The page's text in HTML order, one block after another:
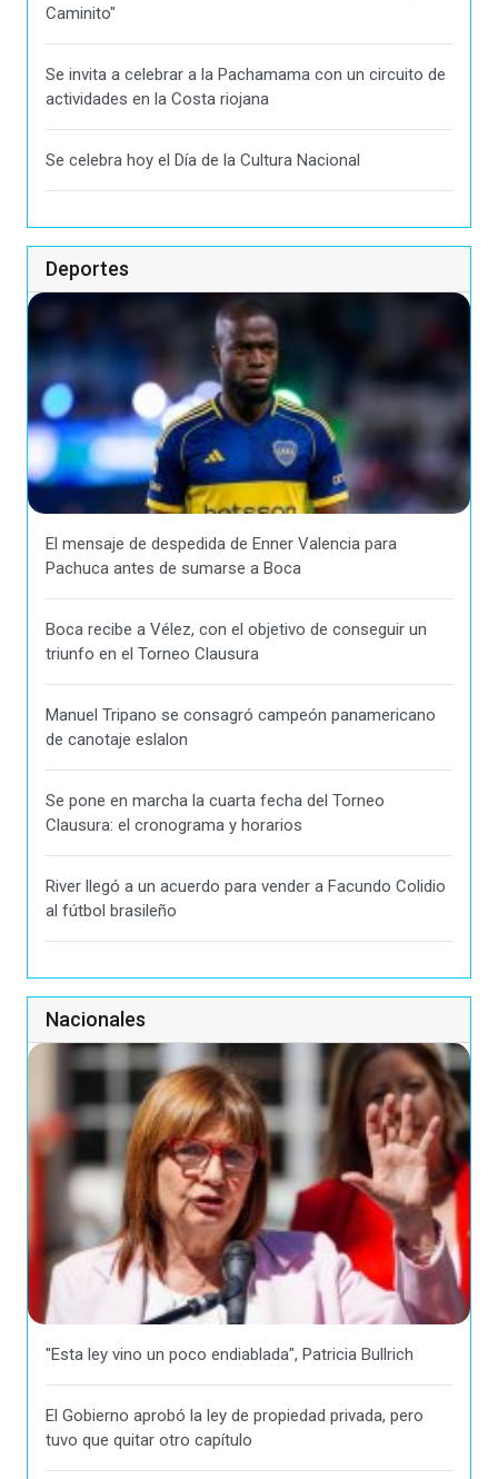
Caminito"
Se invita a celebrar a la Pachamama con un circuito de
actividades en la Costa riojana
Se celebra hoy el Día de la Cultura Nacional
Deportes
El mensaje de despedida de Enner Valencia para
Pachuca antes de sumarse a Boca
Boca recibe a Vélez, con el objetivo de conseguir un
triunfo en el Torneo Clausura
Manuel Tripano se consagró campeón panamericano
de canotaje eslalon
Se pone en marcha la cuarta fecha del Torneo
Clausura: el cronograma y horarios
River llegó a un acuerdo para vender a Facundo Colidio
al fútbol brasileño
Nacionales
"Esta ley vino un poco endiablada", Patricia Bullrich
El Gobierno aprobó la ley de propiedad privada, pero
tuvo que quitar otro capítulo